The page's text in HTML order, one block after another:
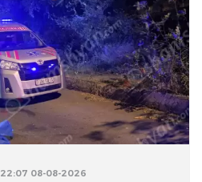
22:07 08-08-2026